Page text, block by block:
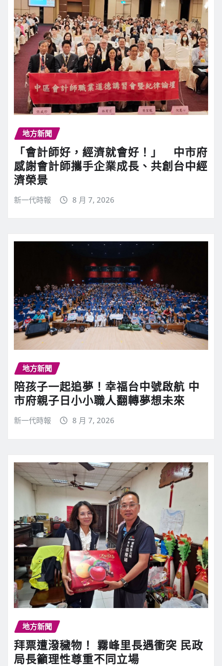
地方新聞
「會計師好，經濟就會好！」 中市府
感謝會計師攜手企業成長、共創台中經
濟榮景
新一代時報 8 月 7, 2026
地方新聞
陪孩子一起追夢！幸福台中號啟航 中
市府親子日小小職人翻轉夢想未來
新一代時報 8 月 7, 2026
地方新聞
拜票遭潑穢物！ 霧峰里長遇衝突 民政
局長籲理性尊重不同立場